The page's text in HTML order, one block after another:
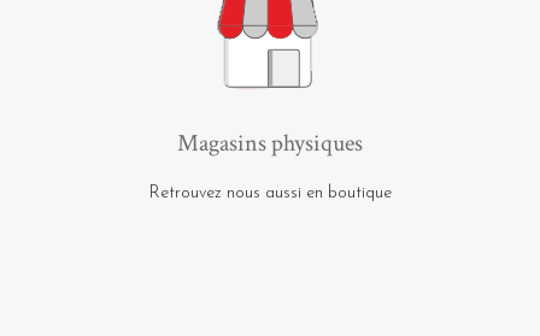
Magasins physiques
Retrouvez nous aussi en boutique